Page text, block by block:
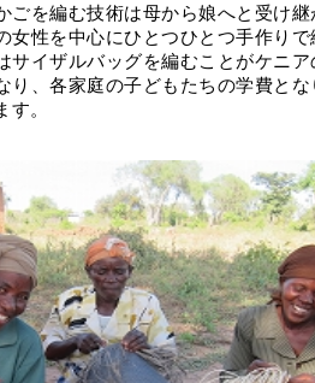
ごを編む技術は母から娘へと受け
女性を中心にひとつひとつ手作り
サイザルバッグを編むことがケニ
り、各家庭の子どもたちの学費と
。